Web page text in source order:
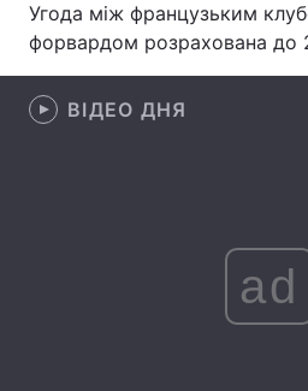
Спорт
Зброя
Угода між французьким
форвардом розрахована до
ВІДЕО ДНЯ
ad